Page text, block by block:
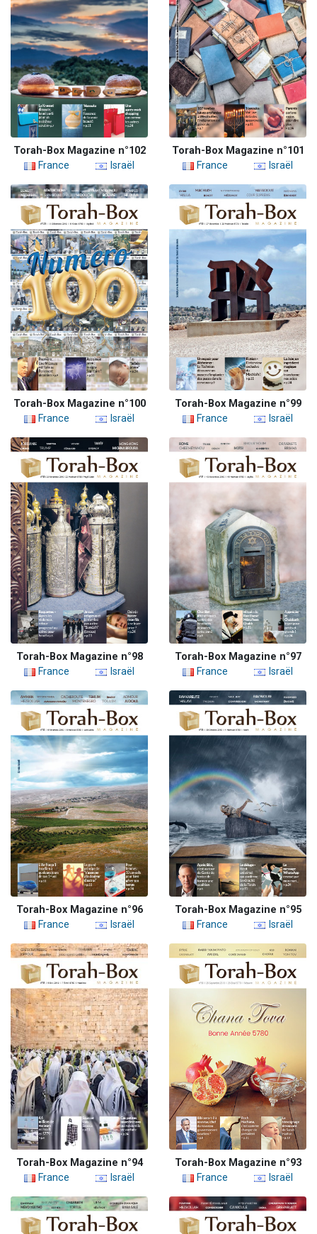
Torah-Box Magazine n°102
France
Israël
Torah-Box Magazine n°101
France
Israël
Torah-Box Magazine n°100
France
Israël
Torah-Box Magazine n°99
France
Israël
Torah-Box Magazine n°98
France
Israël
Torah-Box Magazine n°97
France
Israël
Torah-Box Magazine n°96
France
Israël
Torah-Box Magazine n°95
France
Israël
Torah-Box Magazine n°94
France
Israël
Torah-Box Magazine n°93
France
Israël